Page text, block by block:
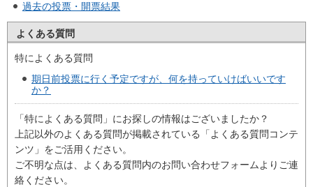
過去の投票・開票結果
よくある質問
特によくある質問
期日前投票に行く予定ですが、何を持っていけばいいです
か？
「特によくある質問」にお探しの情報はございましたか？
上記以外のよくある質問が掲載されている「よくある質問コンテ
ンツ」をご活用ください。
ご不明な点は、よくある質問内のお問い合わせフォームよりご連
絡ください。